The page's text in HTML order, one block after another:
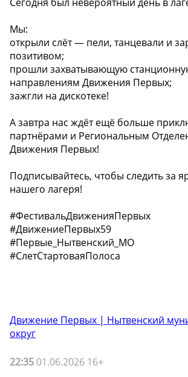
Мы:
открыли слёт — пели, танцевали и
позитивом;
прошли захватывающую
направлениям Движения Первых;
зажгли на дискотеке!
А завтра нас ждёт ещё больше
партнёрами и Региональным
Движения Первых! ️
Подписывайтесь, чтобы следить за
нашего лагеря!
#ФестивальДвиженияПервых
#ДвижениеПервых59
#Первые_Нытвенский_МО
#СлетСтартоваяПолоса
Движение Первых | Нытвенский
округ
22:35 01.06.2026 16+